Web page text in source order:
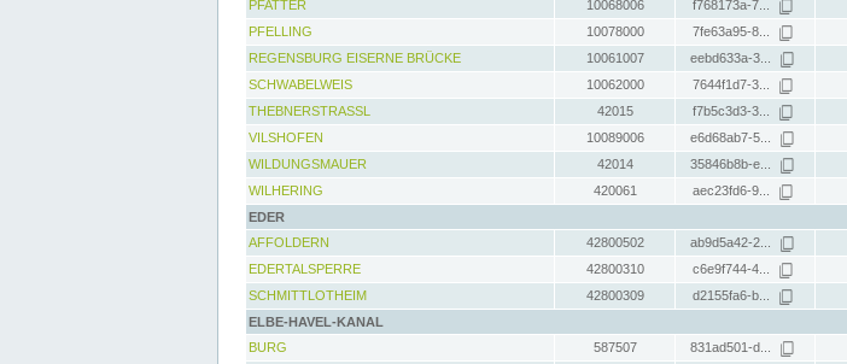
PFATTER
10068006 f768173a-7...
PFELLING
10078000 7fe63a95-8...
REGENSBURG EISERNE BRÜCKE
10061007 eebd633a-3...
SCHWABELWEIS
10062000 7644f1d7-3...
THEBNERSTRASSL
42015 f7b5c3d3-3...
VILSHOFEN
10089006 e6d68ab7-5...
WILDUNGSMAUER
42014 35846b8b-e...
WILHERING
420061 aec23fd6-9...
EDER
AFFOLDERN
42800502 ab9d5a42-2...
EDERTALSPERRE
42800310 c6e9f744-4...
SCHMITTLOTHEIM
42800309 d2155fa6-b...
ELBE-HAVEL-KANAL
BURG
587507 831ad501-d...